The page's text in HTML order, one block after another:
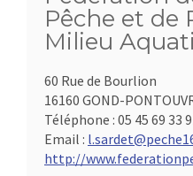
Pêche et de
Milieu
60 Rue de Bourlion
16160 GOND-
Téléphone : 05 45 69 33
Email :
http://